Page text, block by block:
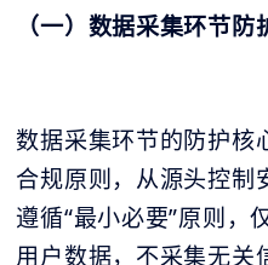
（一）数据采集环节防
数据采集环节的防护核
合规原则，从源头控制
遵循“最小必要”原则，
用户数据，不采集无关